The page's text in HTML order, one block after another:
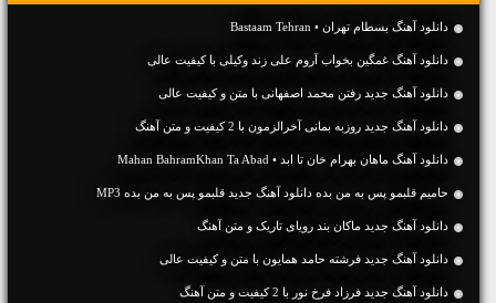
دانلود آهنگ بسطام تهران • Bastaam Tehran
دانلود آهنگ غمگین بخواب آروم علی زند وکیلی با کیفیت عالی
دانلود آهنگ جديد رفتن محمد اصفهانی با متن و کیفیت عالی
دانلود آهنگ جديد روزبه بمانی آخرالزمون با 2 کیفیت و متن آهنگ
دانلود آهنگ ماهان بهرام خان تا ابد • Mahan BahramKhan Ta Abad
حامیم قلبمو پس به من بده دانلود آهنگ جدید قلبمو پس به من بده MP3
دانلود آهنگ جديد ماکان بند رویای تاریک و متن آهنگ
دانلود آهنگ جديد فرشته حامد همایون با متن و کیفیت عالی
دانلود آهنگ جديد فرزاد فرخ نور با 2 کیفیت و متن آهنگ